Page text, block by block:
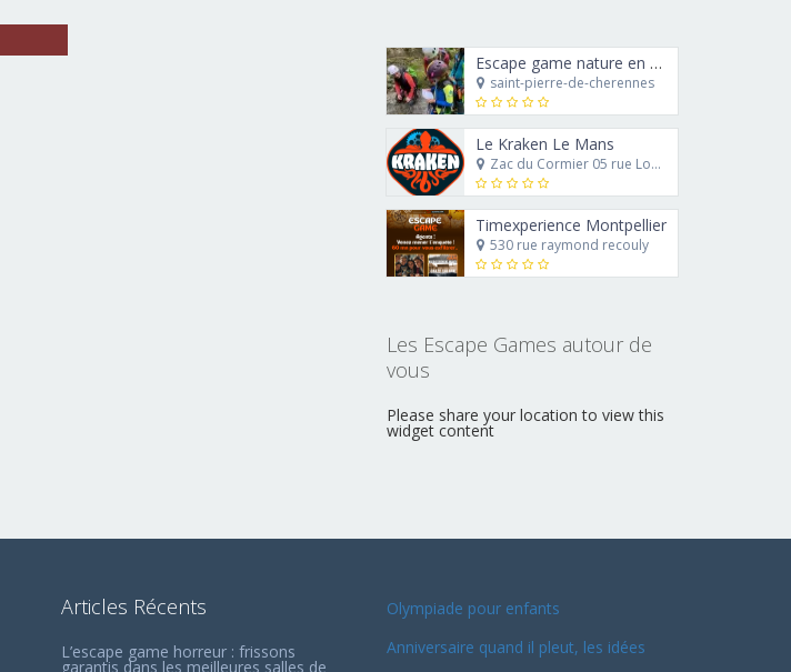
Escape game nature en canyoning : le trésor de Ra’Carmes le rouge
saint-pierre-de-cherennes
Le Kraken Le Mans
Zac du Cormier 05 rue Louis Blériot 72230 Mulsanne
Timexperience Montpellier
530 rue raymond recouly
Les Escape Games autour de
vous
Please share your location to view this
widget content
Articles Récents
L’escape game horreur : frissons
garantis dans les meilleures salles de
Olympiade pour enfants
Anniversaire quand il pleut, les idées